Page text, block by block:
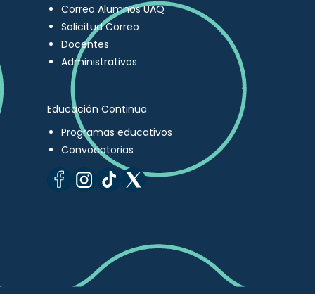
Correo Alumnos UAQ
Solicitud Correo
Docentes
Administrativos
Educación Continua
Programas educativos
Convocatorias